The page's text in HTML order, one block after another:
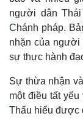
người dân
Chánh pháp.
nhặn của người
sự thực hành
Sự thừa nhận
một điều tất
Thấu hiểu được